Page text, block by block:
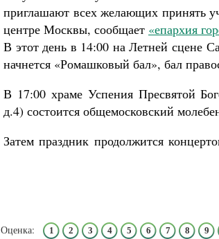
приглашают всех желающих принять
центре Москвы, сообщает «епархия
В этот день в 14:00 на Летней сцене
начнется «Ромашковый бал», бал
В 17:00 храме Успения Пресвятой
д.4) состоится общемосковский
Затем праздник продолжится
Оценка: 1 2 3 4 5 6 7 8 9